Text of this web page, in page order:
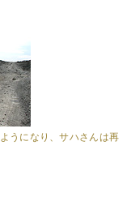
うになり、サハさんは再